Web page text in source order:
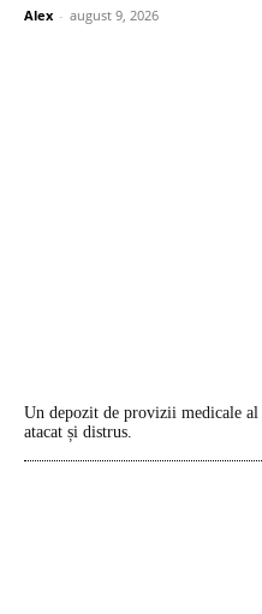
Alex - august 9, 2026
Un depozit de provizii medicale
atacat și distrus.